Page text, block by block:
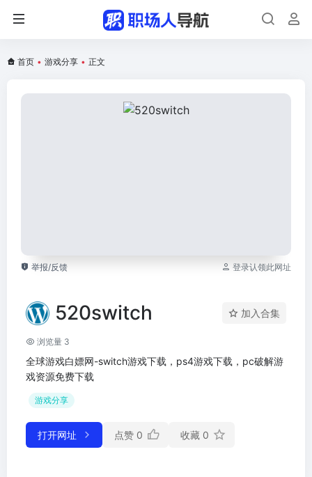
首页 • 游戏分享 • 正文
举报/反馈 登录认领此网址
520switch 加入合集
浏览量 3
全球游戏白嫖网-switch游戏下载，ps4游戏下载，pc破解游
戏资源免费下载
游戏分享
打开网址 点赞 0 收藏 0